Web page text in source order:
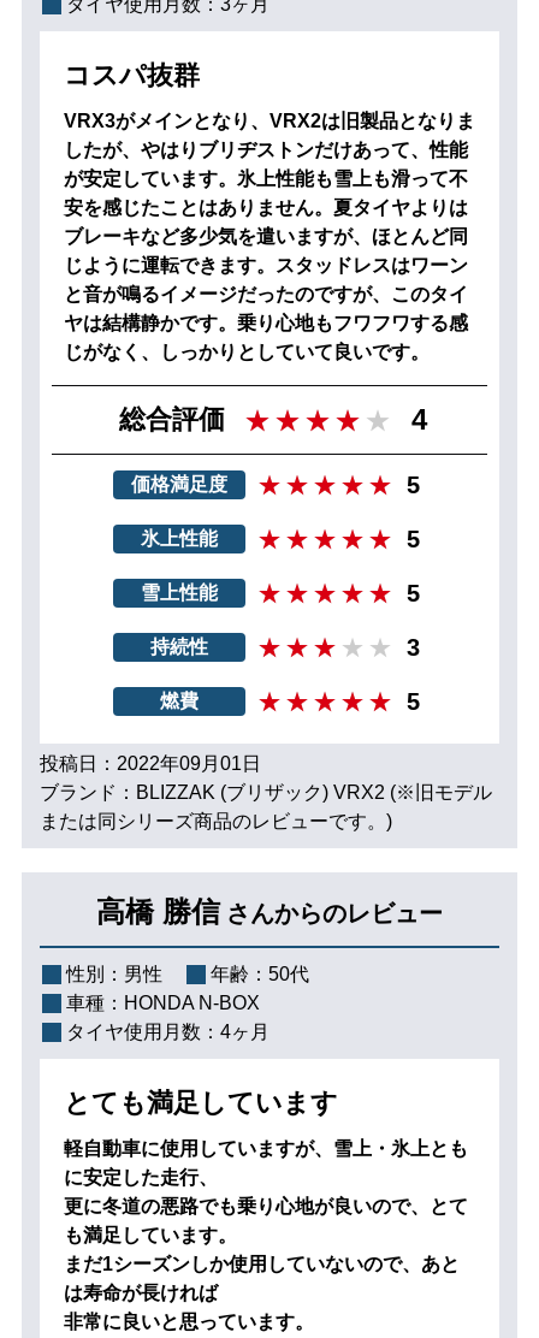
コスパ抜群
VRX3がメインとなり、VRX2は旧製品となりま
したが、やはりブリヂストンだけあって、性能
が安定しています。氷上性能も雪上も滑って不
安を感じたことはありません。夏タイヤよりは
ブレーキなど多少気を遣いますが、ほとんど同
じように運転できます。スタッドレスはワーン
と音が鳴るイメージだったのですが、このタイ
ヤは結構静かです。乗り心地もフワフワする感
じがなく、しっかりとしていて良いです。
総合評価 4
価格満足度 5
氷上性能 5
雪上性能 5
持続性 3
燃費 5
投稿日：2022年09月01日
ブランド：BLIZZAK (ブリザック) VRX2 (※旧モデル
または同シリーズ商品のレビューです。)
高橋 勝信 さんからのレビュー
性別： 男性 年齢： 50代
車種： HONDA N-BOX
タイヤ使用月数： 4ヶ月
とても満足しています
軽自動車に使用していますが、雪上・氷上とも
に安定した走行、
更に冬道の悪路でも乗り心地が良いので、とて
も満足しています。
まだ1シーズンしか使用していないので、あと
は寿命が長ければ
非常に良いと思っています。